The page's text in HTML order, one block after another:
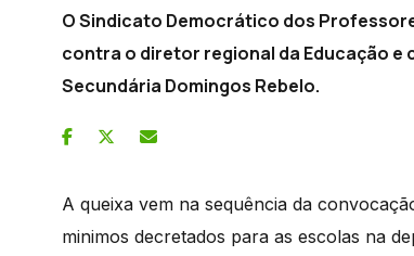
O Sindicato Democrático dos
contra o diretor regional da Educação e
Secundária Domingos Rebelo.
A queixa vem na sequência da
minimos decretados para as escolas na